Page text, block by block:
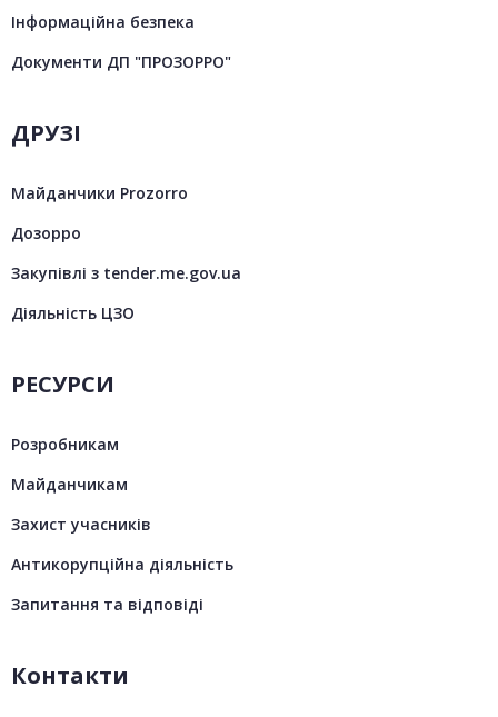
Інформаційна безпека
Документи ДП "ПРОЗОРРО"
ДРУЗІ
Майданчики Prozorro
Дозорро
Закупівлі з tender.me.gov.ua
Діяльність ЦЗО
РЕСУРСИ
Розробникам
Майданчикам
Захист учасників
Антикорупційна діяльність
Запитання та відповіді
Контакти